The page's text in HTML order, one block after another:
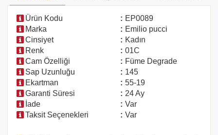
Ürün Kodu : EP0089
Marka
: Emilio pucci
Cinsiyet
: Kadın
Renk
: 01C
Cam Özelliği
: Füme Degrade
Sap Uzunluğu
: 145
Ekartman
: 55-19
Garanti Süresi
: 24 Ay
İade
: Var
Taksit Seçenekleri
: Var